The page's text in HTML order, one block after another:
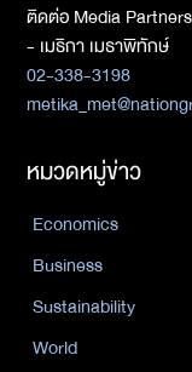
ติดต่อ Media Partners
- เมธิกา เมธาพิทักษ์
02-338-3198
หมวดหมู่ข่าว
Economics
Business
Sustainability
World